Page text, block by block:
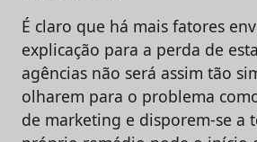
É claro que há mais fatores
explicação para a perda de
agências não será assim tão
olharem para o problema
de marketing e disporem-se a